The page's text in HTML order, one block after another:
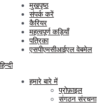
मुखपृष्ठ
संपर्क करें
कैरियर
महत्वपूर्ण कड़ियाँ
पत्रिका
एसपीएमसीआईएल वेबमेल
हिन्दी
हमारे बारे में
प्रोफ़ाइल
संगठन संरचना